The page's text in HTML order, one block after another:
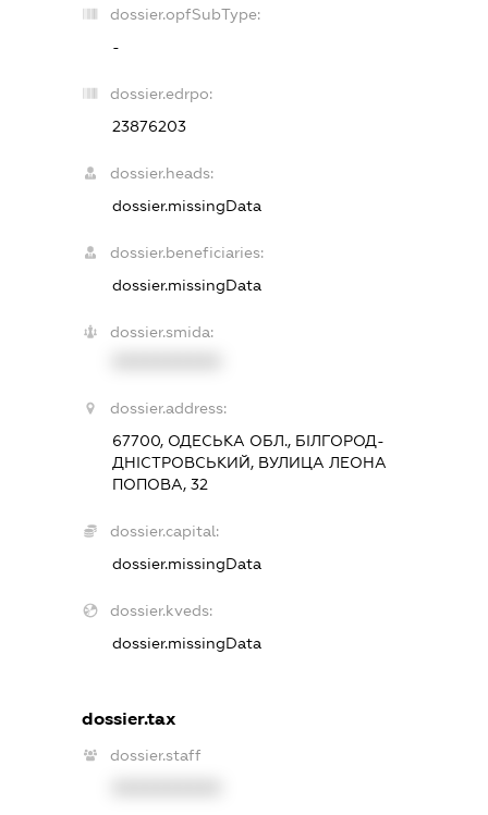
dossier.opfSubType:
-
dossier.edrpo:
23876203
dossier.heads:
dossier.missingData
dossier.beneficiaries:
dossier.missingData
dossier.smida:
dossier.address:
67700, ОДЕСЬКА ОБЛ., БІЛГОРОД-
ДНІСТРОВСЬКИЙ, ВУЛИЦА ЛЕОНА
ПОПОВА, 32
dossier.capital:
dossier.missingData
dossier.kveds:
dossier.missingData
dossier.tax
dossier.staff